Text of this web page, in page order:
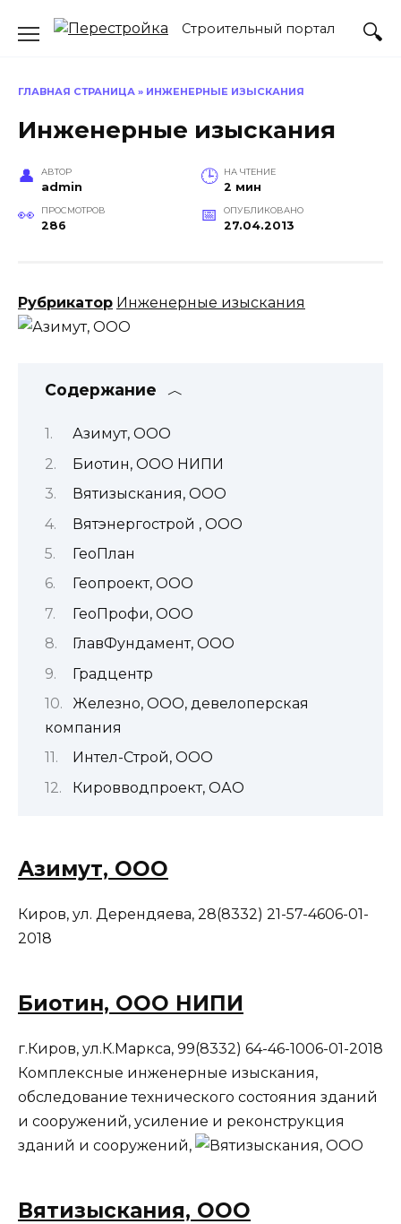
Строительный портал
ГЛАВНАЯ СТРАНИЦА » ИНЖЕНЕРНЫЕ ИЗЫСКАНИЯ
Инженерные изыскания
АВТОР
admin
НА ЧТЕНИЕ
2 мин
ПРОСМОТРОВ
286
ОПУБЛИКОВАНО
27.04.2013
Рубрикатор Инженерные изыскания
Содержание
Азимут, ООО
Биотин, ООО НИПИ
Вятизыскания, ООО
Вятэнергострой , ООО
ГеоПлан
Геопроект, ООО
ГеоПрофи, ООО
ГлавФундамент, ООО
Градцентр
Железно, ООО, девелоперская
компания
Интел-Строй, ООО
Кировводпроект, ОАО
Азимут, ООО
Киров, ул. Дерендяева, 28(8332) 21-57-4606-01-
2018
Биотин, ООО НИПИ
г.Киров, ул.К.Маркса, 99(8332) 64-46-1006-01-2018
Комплексные инженерные изыскания,
обследование технического состояния зданий
и сооружений, усиление и реконструкция
зданий и сооружений,
Вятизыскания, ООО